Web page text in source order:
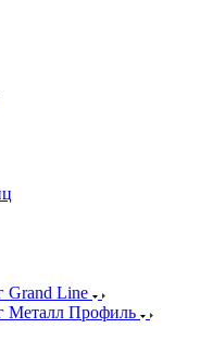
Grand Line
Металл Профиль